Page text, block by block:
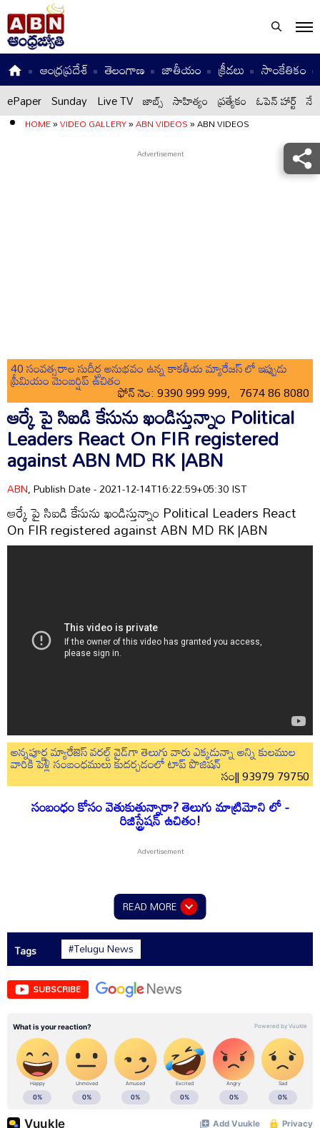
ఆంధ్రప్రదేశ్ తెలంగాణ జాతీయం క్రీడలు సాంకేతికం
ePaper Sunday Live TV జాబ్స్ సాహిత్యం ప్రత్యేకం ఓపెన్ హార్ట్
HOME»VIDEO GALLERY»ABN VIDEOS»ABN VIDEOS
40 సంవత్సరాల సుదీర్ఘ అనుభవం ఉన్న కాకతీయ మ్యారేజస్ లో ఇప్పుడు
ప్రీమియం మెంబర్షిప్ ఉచితం
ఫోన్ నెం: 9390 999 999, 7674 86 8080
ఆర్కే పై సిఐడి కేసును ఖండిస్తున్నాం Political
Leaders React On FIR registered
against ABN MD RK |ABN
ABN, Publish Date - 2021-12-14T16:22:59+05:30 IST
ఆర్కే పై సిఐడి కేసును ఖండిస్తున్నాం Political Leaders React
On FIR registered against ABN MD RK |ABN
అన్నపూర్ణ మ్యారేజెస్ వరల్డ్ వైడ్‌గా తెలుగు వారు ఎక్కడున్నా అన్ని కులముల
వారికి పెళ్లి సంబంధములు కుదర్చడంలో టాప్ పొజిషన్
సం|| 93979 79750
సంబంధం కోసం వెతుకుతున్నారా? తెలుగు మాట్రిమోని లో -
రిజిస్ట్రేషన్ ఉచితం!
READ MORE
Tags #Telugu News
SUBSCRIBE